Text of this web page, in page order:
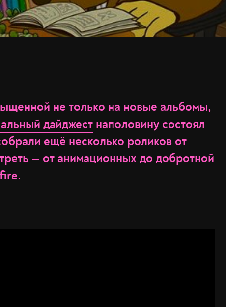
не только на новые альбомы,
дайджест наполовину состоял
ещё несколько роликов от
— от анимационных до добротной